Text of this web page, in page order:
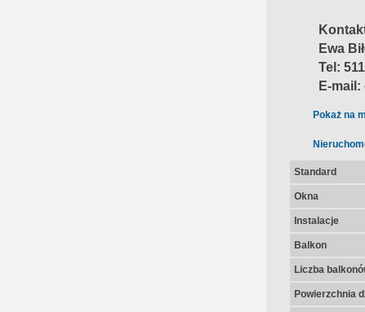
Ewa
Tel:
E-mail:
Pokaż na
Standard
Okna
Instalacje
Balkon
Liczba
Powierzchnia